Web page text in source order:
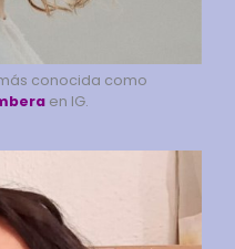
conocida como
en IG.